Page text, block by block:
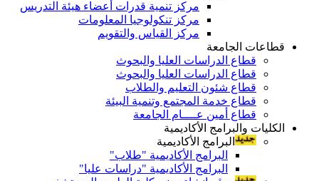
مركز تنمية قدرات أعضاء هيئة التدريس
مركز تنكولوجيا المعلومات
مركز القياس والتقويم
قطاعات الجامعة
قطاع الدراسات العليا والبحوث
قطاع الدراسات العليا والبحوث
قطاع شئون التعليم والطلاب
قطاع خدمة المجتمع وتنمية البيئة
قطاع أمين عــــام الجامعة
الكليات والبرامج الأكاديمية
البرامج الأكاديمية
البرامج الأكاديمية "طلاب"
البرامج الأكاديمية "دراسات عليا"